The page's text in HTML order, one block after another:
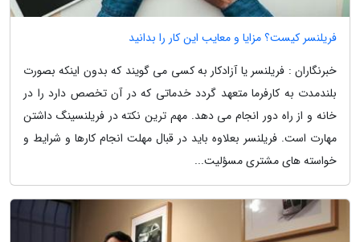
فریلنسر کیست؟ مزایا و معایب این کار را بدانید
خبرنگاران : فریلنسر یا آزادکار به کسی می گویند که بدون اینکه بصورت
بلندمدت به کارفرما متعهد گردد خدماتی که در آن تخصص دارد را در
خانه و از راه دور انجام می دهد. مهم ترین نکته در فریلنسینگ داشتن
مهارت است. فریلنسر بعلاوه باید در قبال مهلت انجام کارها و شرایط و
خواسته های مشتری مسؤلیت...